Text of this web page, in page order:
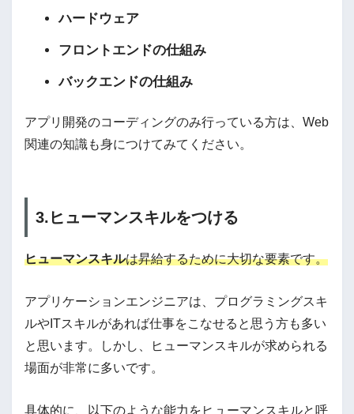
ハードウェア
フロントエンドの仕組み
バックエンドの仕組み
アプリ開発のコーディングのみ行っている方は、Web
関連の知識も身につけてみてください。
3.ヒューマンスキルをつける
ヒューマンスキルは昇給するために大切な要素です。
アプリケーションエンジニアは、プログラミングスキ
ルやITスキルがあれば仕事をこなせると思う方も多い
と思います。しかし、ヒューマンスキルが求められる
場面が非常に多いです。
具体的に、以下のような能力をヒューマンスキルと呼